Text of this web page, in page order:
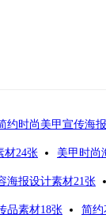
约时尚美甲宣传海
材24张 美甲时尚
海报设计素材21张
品素材18张 简约